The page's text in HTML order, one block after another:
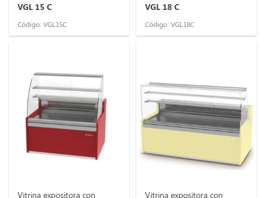
VGL 15 C
Código: VGL15C
VGL 18 C
Código: VGL18C
Vitrina expositora con
Vitrina expositora con